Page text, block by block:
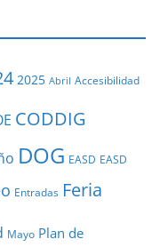
2025 Abril Accesibilidad
CODDIG
DOG EASD EASD
Entradas Feria
Mayo Plan de